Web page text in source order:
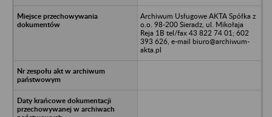
Archiwum Usługowe AKTA Spółka z
o.o. 98-200 Sieradz, ul. Mikołaja
Reja 1B tel/fax 43 822 74 01; 602
393 626, e-mail biuro@archiwum-
akta.pl